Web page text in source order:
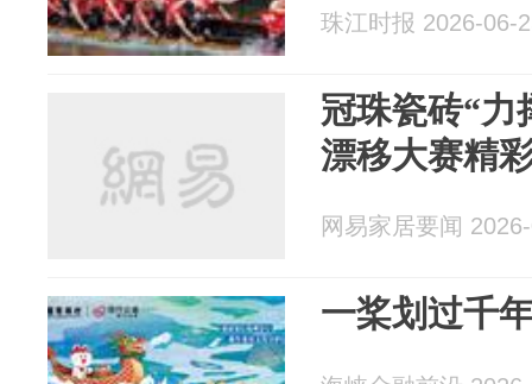
珠江时报 2026-06-
冠珠瓷砖“力
漂移大赛精
网易家居要闻
一桨划过千